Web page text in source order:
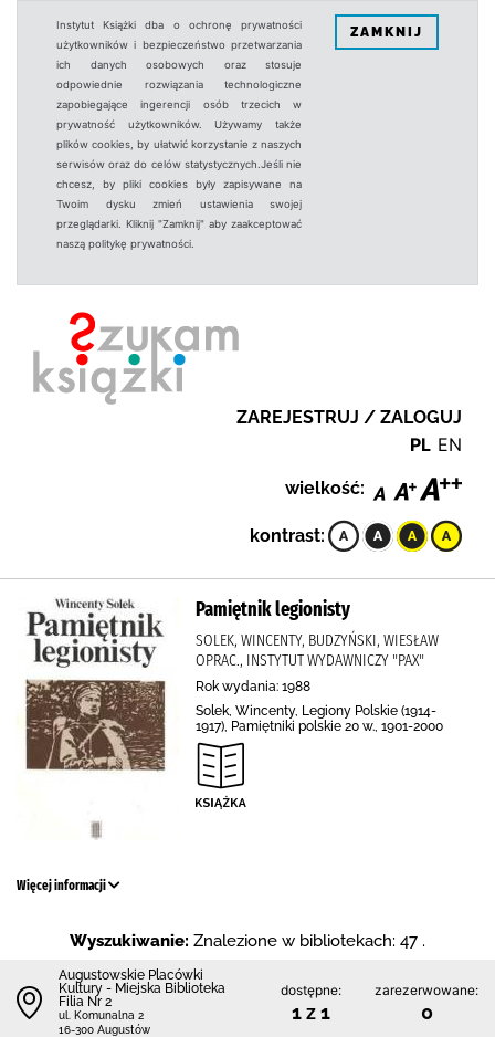
Instytut Książki dba o ochronę prywatności
użytkowników i bezpieczeństwo przetwarzania
ich danych osobowych oraz stosuje
odpowiednie rozwiązania technologiczne
zapobiegające ingerencji osób trzecich w
prywatność użytkowników. Używamy także
plików cookies, by ułatwić korzystanie z naszych
serwisów oraz do celów statystycznych.Jeśli nie
chcesz, by pliki cookies były zapisywane na
Twoim dysku zmień ustawienia swojej
przeglądarki. Kliknij "Zamknij" aby zaakceptować
naszą politykę prywatności.
ZAMKNIJ
ZAREJESTRUJ / ZALOGUJ
PL EN
wielkość:
kontrast:
Pamiętnik legionisty
SOLEK, WINCENTY, BUDZYŃSKI, WIESŁAW
OPRAC., INSTYTUT WYDAWNICZY "PAX"
Rok wydania: 1988
Solek, Wincenty, Legiony Polskie (1914-
1917), Pamiętniki polskie 20 w., 1901-2000
Więcej informacji
Wyszukiwanie: Znalezione w bibliotekach: 47 .
Augustowskie Placówki
Kultury - Miejska Biblioteka
Filia Nr 2
ul. Komunalna 2
16-300 Augustów
dostępne:
1 z 1
zarezerwowane:
0